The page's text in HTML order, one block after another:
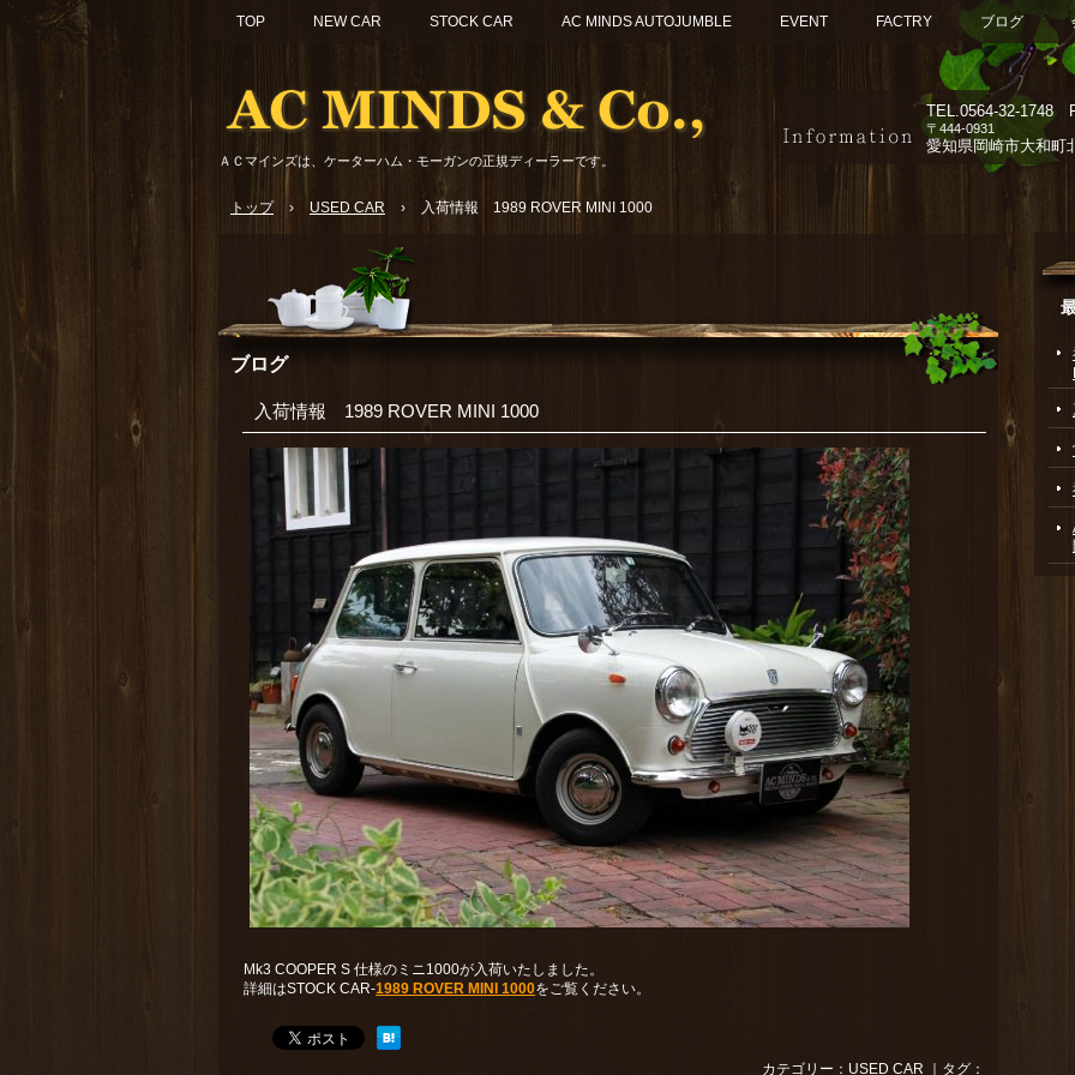
ＡＣマインズは、ケーターハム・モーガンの正規ディーラーです。
TEL.0564-32-1748
〒444-0931
愛知県岡崎市大和町
TOP NEW CAR STOCK CAR AC MINDS AUTOJUMBLE EVENT FACTRY ブログ
トップ › USED CAR › 入荷情報 1989 ROVER MINI 1000
ブログ
入荷情報 1989 ROVER MINI 1000
Mk3 COOPER S 仕様のミニ1000が入荷いたしました。
詳細はSTOCK CAR-1989 ROVER MINI 1000をご覧ください。
カテゴリー： USED CAR ｜タグ：